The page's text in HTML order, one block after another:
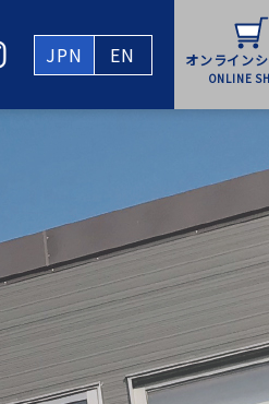
JPN EN オンライン
ONLINE